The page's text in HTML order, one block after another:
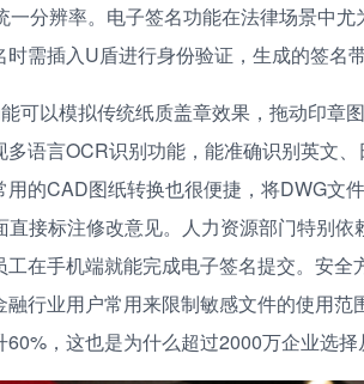
分辨率。电子签名功能在法律场景中尤
需插入U盾进行身份验证，生成的签名
可以模拟传统纸质盖章效果，拖动印章
语言OCR识别功能，能准确识别英文
的CAD图纸转换也很便捷，将DWG文
接标注修改意见。人力资源部门特别依
在手机端就能完成电子签名提交。安全
行业用户常用来限制敏感文件的使用
，这也是为什么超过2000万企业选择